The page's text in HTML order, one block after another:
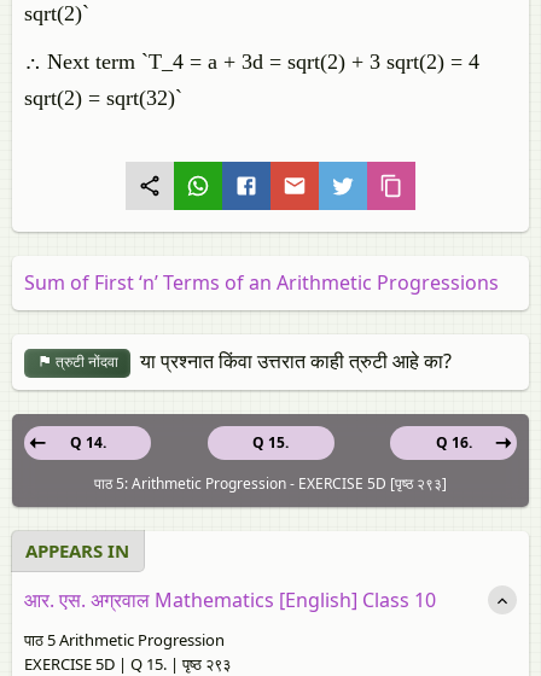
sqrt(2)`
∴ Next term `T_4 = a + 3d = sqrt(2) + 3 sqrt(2) = 4
sqrt(2) = sqrt(32)`
Sum of First ‘n’ Terms of an Arithmetic Progressions
त्रुटी नोंदवा या प्रश्नात किंवा उत्तरात काही त्रुटी आहे का?
Q 15.
Q 14.
Q 16.
पाठ 5: Arithmetic Progression - EXERCISE 5D [पृष्ठ २९३]
APPEARS IN
आर. एस. अग्रवाल Mathematics [English] Class 10
पाठ 5 Arithmetic Progression
EXERCISE 5D | Q 15. | पृष्ठ २९३